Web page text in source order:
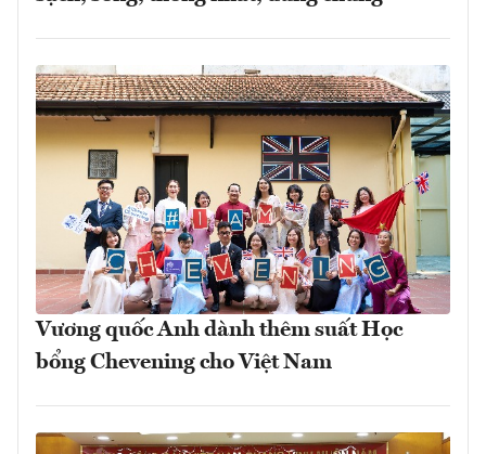
Vương quốc Anh dành thêm suất Học
bổng Chevening cho Việt Nam